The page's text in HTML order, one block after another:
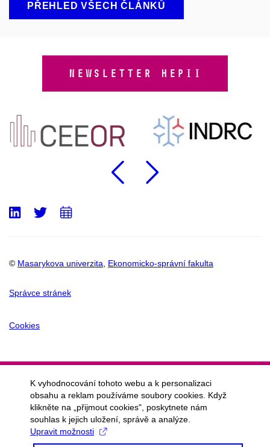
PŘEHLED VŠECH ČLÁNKŮ
NEWSLETTER HEPII
Předchozí
© Masarykova univerzita Ekonomicko-správní fakulta
Správce stránek
Cookies
LinkedIn
Twitter
Přidat
K vyhodnocování tohoto webu a k personalizaci
obsahu a reklam používáme soubory cookies. Když
klikněte na „přijmout cookies", poskytnete nám
souhlas k jejich uložení, správě a analýze.
Upravit možnosti